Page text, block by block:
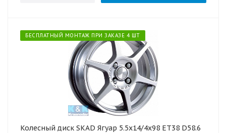
БЕСПЛАТНЫЙ МОНТАЖ ПРИ ЗАКАЗЕ 4 ШТ
Колесный диск SKAD Ягуар 5.5x14/4x98 ET38 D58.6